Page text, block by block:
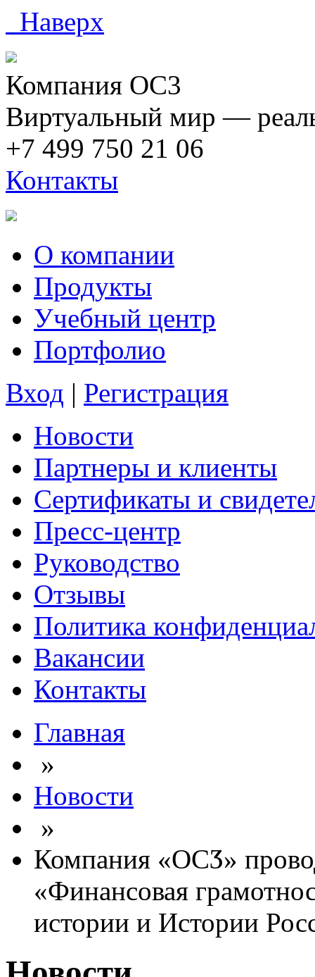
Наверх
Компания ОС3
Виртуальный мир —
+7 499 750 21 06
Контакты
О компании
Продукты
Учебный центр
Портфолио
Вход | Регистрация
Новости
Партнеры и клиенты
Сертификаты и
Пресс-центр
Руководство
Отзывы
Политика
Вакансии
Контакты
Главная
»
Новости
»
Компания «ОСӠ»
«Финансовая
истории и Истории